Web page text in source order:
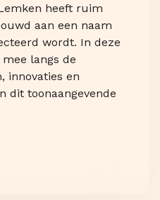
heeft ruim
aan een naam
wordt. In deze
langs de
innovaties en
dit toonaangevende